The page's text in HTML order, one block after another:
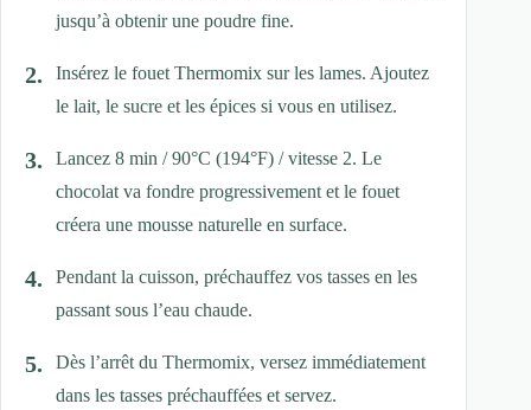
jusqu’à obtenir une poudre fine.
Insérez le fouet Thermomix sur les lames. Ajoutez
le lait, le sucre et les épices si vous en utilisez.
Lancez 8 min / 90°C (194°F) / vitesse 2. Le
chocolat va fondre progressivement et le fouet
créera une mousse naturelle en surface.
Pendant la cuisson, préchauffez vos tasses en les
passant sous l’eau chaude.
Dès l’arrêt du Thermomix, versez immédiatement
dans les tasses préchauffées et servez.